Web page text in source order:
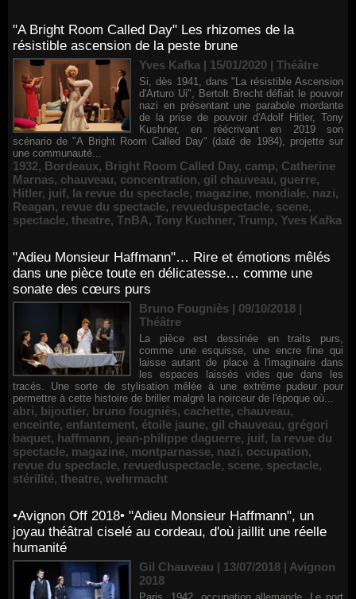
"A Bright Room Called Day" Les rhizomes de la
résistible ascension de la peste brune
Yves Kafka | 15/01/2020 | Théâtre
Si, dès 1941, dans "La résistible Ascension
d'Arturo Ui", Bertolt Brecht défiait le pouvoir
nazi en présentant une parabole mordante
de la prise de pouvoir d'Adolf Hitler, Tony
Kushner, en réécrivant en 2019 son
scénario de "A Bright Room Called Day" (daté de 1984), projette sur
une communauté...
1932, Bordeaux, Bright Room Called Day, camp, Catherine
Marnas, chauveau, concentration, gil chauveau, guerre,
Hitler, juif, la revue du spectacle, magazine, mondiale, nazi,
Reagan, revue du spectacle, revueduspectacle, scene,
spectacle, theatre, TnBA, Tony Kuchner, Trump, Yves Kafka
"Adieu Monsieur Haffmann"… Rire et émotions mêlés
dans une pièce toute en délicatesse… comme une
sonate des cœurs purs
Bruno Fougniès | 09/10/2018 |
Théâtre
La pièce est dessinée en traits purs,
comme une esquisse, une encre fine qui
laisse autant de place à l'imaginaire dans
les espaces laissés vides que dans les
tracés. Une sorte de stylisation mêlée à une extrême pudeur pour
permettre à cette histoire de briller malgré la noirceur de l'époque où...
abri, bijoutier, bruno fougniès, cachette, chauveau,
enceinte, enfantement, étoile jaune, gil chauveau, grégori
baquet, haffmann, jean-philippe daguerre, juif, la revue du
spectacle, magazine, montparnasse, nazi, occupation,
revue du spectacle, revueduspectacle, scene, spectacle,
stérilité, theatre, wehrmacht
•Avignon Off 2018• "Adieu Monsieur Haffmann", un
joyau théâtral ciselé au cordeau, d'où jaillit une réelle
humanité
Gil Chauveau | 13/07/2018 | Avignon
2018